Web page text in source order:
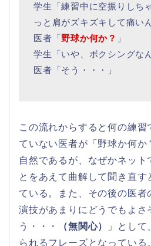
学生「練習中に空振りしち
っと肩がズキズキして痛い
医者「野球か何か？ 」
学生「いや、ボクシングな
医者「そう・・・」
この流れからすると何の練
ていない医者が「野球か何か
自然であるが、なぜかネット
とをあえて曲解して聞き直
ている。また、その後の医者
演技があまりにどうでもよさ
う・・・
（無関心）
」とし
られるフレーズとなっている